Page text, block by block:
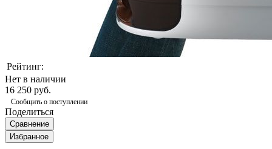
Рейтинг:
Нет в наличии
16 250 руб.
Сообщить о поступлении
Поделиться
Сравнение
Избранное